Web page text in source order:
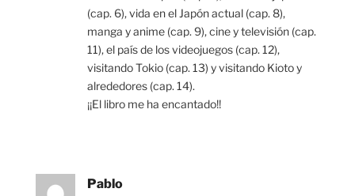
(cap. 6), vida en el Japón actual (cap. 8),
manga y anime (cap. 9), cine y televisión (cap.
11), el país de los videojuegos (cap. 12),
visitando Tokio (cap. 13) y visitando Kioto y
alrededores (cap. 14).
¡¡El libro me ha encantado!!
Pablo